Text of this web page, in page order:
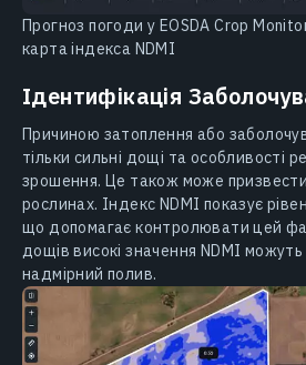
Прогноз погоди у EOSDA Crop
карта індекса NDMI
Ідентифікація
Причиною затоплення або
тільки сильні дощі та особливості
зрошення. Це також може
рослинах. Індекс NDMI показує
що допомагає контролювати цей
дощів високі значення NDMI можуть
надмірний полив.